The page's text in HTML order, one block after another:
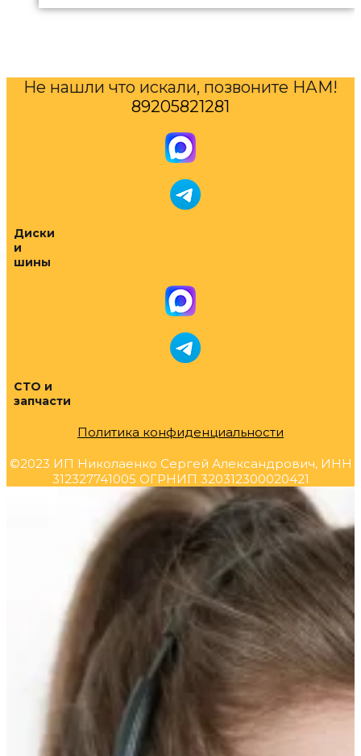
Не нашли что искали, позвоните НАМ!
89205821281
Диски
и
шины
СТО и
запчасти
Политика конфиденциальности
©2023 ИП Николаенко Сергей Александрович, ИНН
312327741005 ОГРНИП 320312300020421